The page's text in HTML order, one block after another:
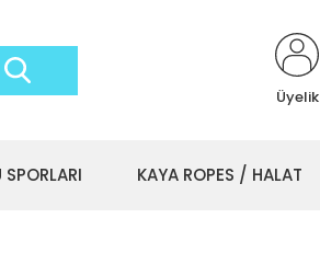
Üyelik
SPORLARI KAYA ROPES / HALAT